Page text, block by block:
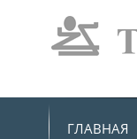
ГЛАВНАЯ